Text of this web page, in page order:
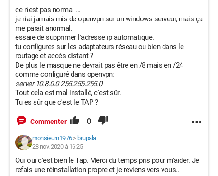
ce n'est pas normal ...
je n'ai jamais mis de openvpn sur un windows serveur, mais ça
me parait anormal.
essaie de supprimer l'adresse ip automatique.
tu configures sur les adaptateurs réseau ou bien dans le
routage et accès distant ?
De plus le masque ne devrait pas être en /8 mais en /24
comme configuré dans openvpn:
server 10.8.0.0 255.255.255.0
Tout cela est mal installé, c'est sûr.
Tu es sûr que c'est le TAP ?
Commenter 0
monsieurn1976> brupala
28 nov. 2020 à 16:25
Oui oui c'est bien le Tap. Merci du temps pris pour m'aider. Je
refais une réinstallation propre et je reviens vers vous..